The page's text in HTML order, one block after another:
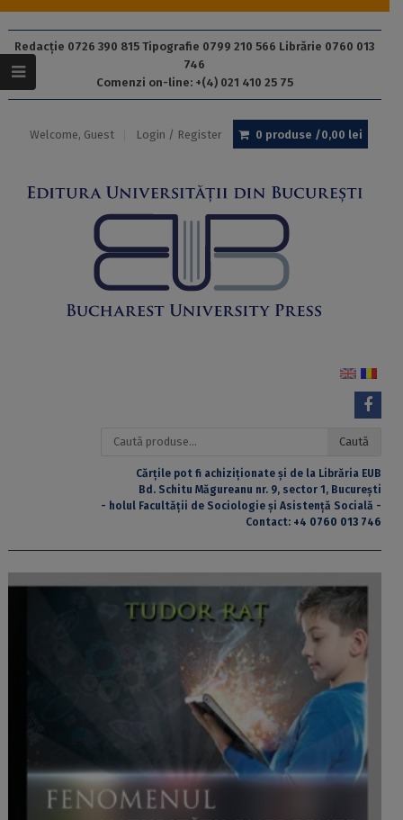
Redacție 0726 390 815 Tipografie 0799 210 566 Librărie 0760 013
746
Comenzi on-line: +(4) 021 410 25 75
Welcome, Guest Login / Register 0 produse /0,00 lei
Caută
Caută
Cărțile pot fi achiziționate și de la Librăria EUB
Bd. Schitu Măgureanu nr. 9, sector 1, București
- holul Facultății de Sociologie și Asistență Socială -
Contact: +4 0760 013 746